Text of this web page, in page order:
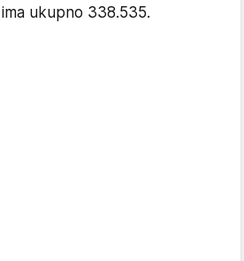
ukupno 338.535.